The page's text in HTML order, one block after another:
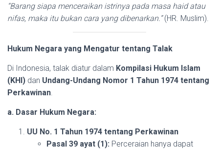
“Barang siapa menceraikan istrinya pada masa haid atau
nifas, maka itu bukan cara yang dibenarkan.”(HR. Muslim).
Hukum Negara yang Mengatur tentang Talak
Di Indonesia, talak diatur dalam Kompilasi Hukum Islam
(KHI) dan Undang-Undang Nomor 1 Tahun 1974 tentang
Perkawinan
a. Dasar Hukum Negara:
UU No. 1 Tahun 1974 tentang Perkawinan
Pasal 39 ayat (1): Perceraian hanya dapat